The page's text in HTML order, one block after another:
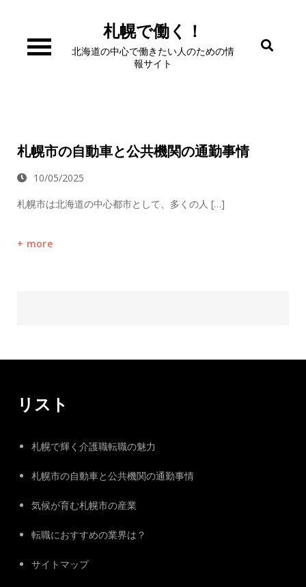
content
札幌で働く！
北海道の中心で働きたい人のための情
報サイト
札幌市の自動車と公共機関の通勤事情
10/05/2025
札幌市は北海道の中心都市として、多くの人 […]
more
リスト
札幌で輝く介護職転職の魅力
札幌市の自動車と公共機関の通勤事情
気候が育む札幌市の産業
転職におすすめの業界は？
サイトマップ